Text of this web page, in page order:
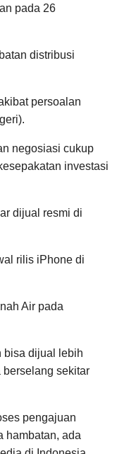
pada 26
distribusi
persoalan
negosiasi cukup
investasi
dijual resmi di
rilis iPhone di
Air pada
bisa dijual lebih
berselang sekitar
pengajuan
hambatan, ada